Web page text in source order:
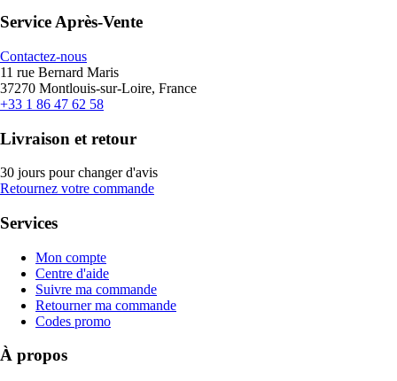
Service Après-Vente
Contactez-nous
11 rue Bernard Maris
37270 Montlouis-sur-Loire, France
+33 1 86 47 62 58
Livraison et retour
30 jours pour changer d'avis
Retournez votre commande
Services
Mon compte
Centre d'aide
Suivre ma commande
Retourner ma commande
Codes promo
À propos